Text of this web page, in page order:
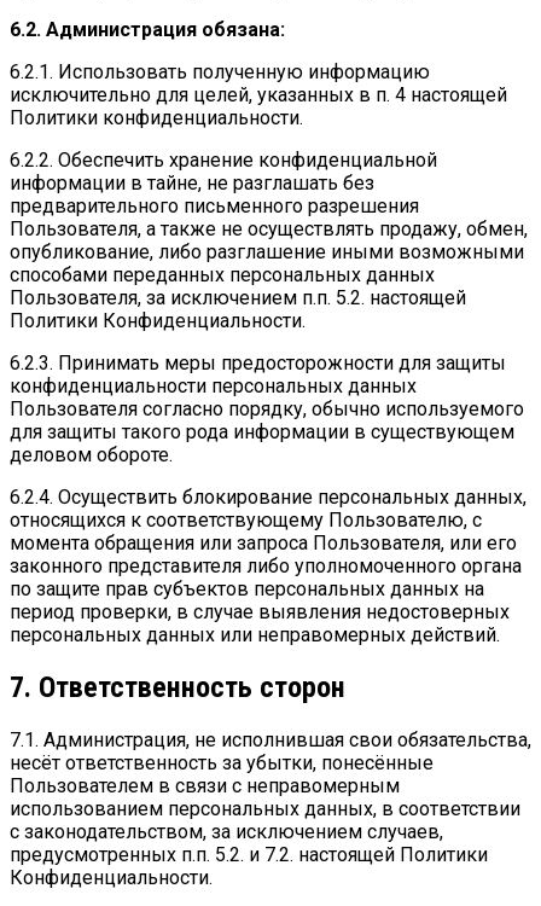
6.2. Администрация обязана:
6.2.1. Использовать полученную информацию
исключительно для целей, указанных в п. 4 настоящей
Политики конфиденциальности.
6.2.2. Обеспечить хранение конфиденциальной
информации в тайне, не разглашать без
предварительного письменного разрешения
Пользователя, а также не осуществлять продажу, обмен,
опубликование, либо разглашение иными возможными
способами переданных персональных данных
Пользователя, за исключением п.п. 5.2. настоящей
Политики Конфиденциальности.
6.2.3. Принимать меры предосторожности для защиты
конфиденциальности персональных данных
Пользователя согласно порядку, обычно используемого
для защиты такого рода информации в существующем
деловом обороте.
6.2.4. Осуществить блокирование персональных данных,
относящихся к соответствующему Пользователю, с
момента обращения или запроса Пользователя, или его
законного представителя либо уполномоченного органа
по защите прав субъектов персональных данных на
период проверки, в случае выявления недостоверных
персональных данных или неправомерных действий.
7. Ответственность сторон
7.1. Администрация, не исполнившая свои обязательства,
несёт ответственность за убытки, понесённые
Пользователем в связи с неправомерным
использованием персональных данных, в соответствии
с законодательством, за исключением случаев,
предусмотренных п.п. 5.2. и 7.2. настоящей Политики
Конфиденциальности.